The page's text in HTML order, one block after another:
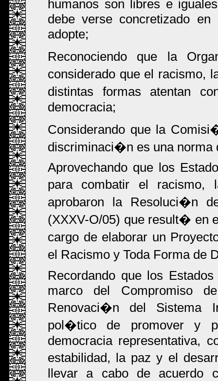
humanos son libres e
debe verse concretizado
adopte;
Reconociendo que la
considerado que el racismo,
distintas formas atentan
democracia;
Considerando que la
discriminaci�n es una norma
Aprovechando que los
para combatir el
aprobaron la Resoluci�n
(XXXV-O/05) que result� en
cargo de elaborar un
el Racismo y Toda Forma de
Recordando que los
marco del Compromiso
Renovaci�n del Sistema
pol�tico de promover y
democracia representativa,
estabilidad, la paz y el
llevar a cabo de acuerdo